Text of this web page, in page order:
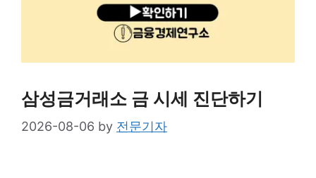
삼성금거래소 금 시세 진단하기
2026-08-06 by 전문기자